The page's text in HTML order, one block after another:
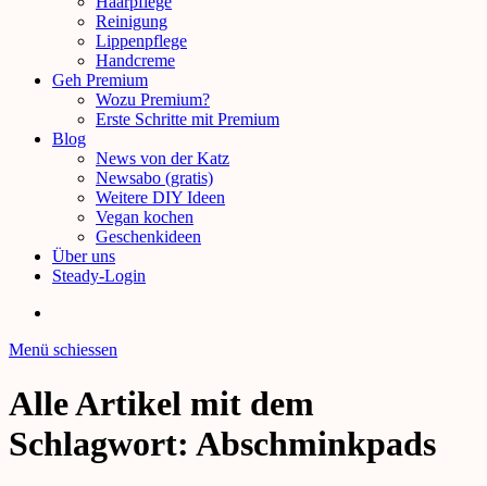
Reinigung
Lippenpflege
Handcreme
Geh Premium
Wozu Premium?
Erste Schritte mit Premium
Blog
News von der Katz
Newsabo (gratis)
Weitere DIY Ideen
Vegan kochen
Geschenkideen
Über uns
Steady-Login
Menü schiessen
Alle Artikel mit dem
Schlagwort: Abschminkpads